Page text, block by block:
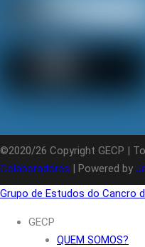
©2020/26 Copyright GECP |
Colaboradores | Powered by
Grupo de Estudos do Cancro
GECP
QUEM SOMOS?